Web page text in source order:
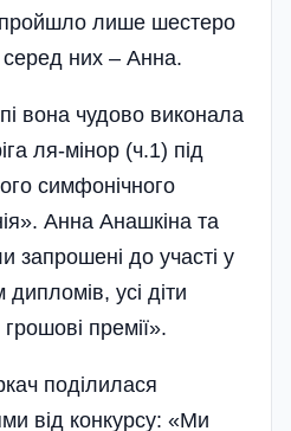
лише шестеро
серед них – Анна.
вона чудово виконала
ля-мінор (ч.1) під
симфонічного
Анна Анашкіна та
запрошені до участі у
дипло­мів, усі діти
премії».
поділилася
від конкурсу: «Ми